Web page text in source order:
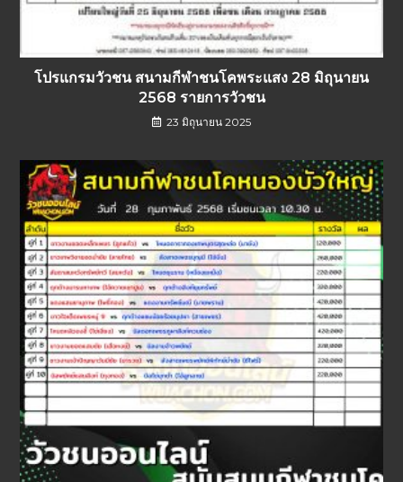
โปรแกรมวัวชน สนามกีฬาชนโคพระแสง 28 มิถุนายน
2568 รายการวัวชน
23 มิถุนายน 2025